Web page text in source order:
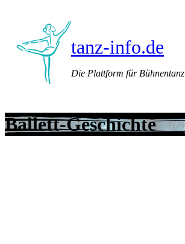
tanz-info.de
Die Plattform für Bühnentanz
Ballett-Geschichte